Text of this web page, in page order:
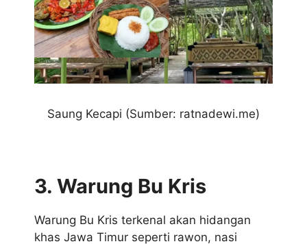
Saung Kecapi (Sumber: ratnadewi.me)
3. Warung Bu Kris
Warung Bu Kris terkenal akan hidangan
khas Jawa Timur seperti rawon, nasi